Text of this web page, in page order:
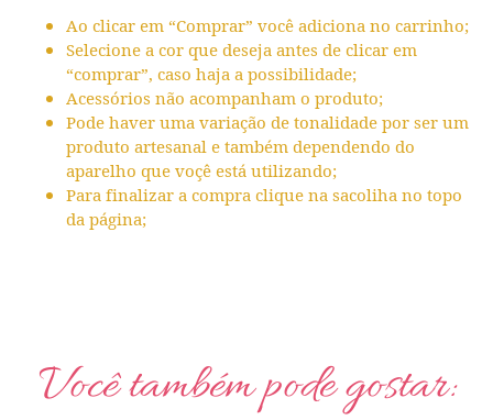
Ao clicar em “Comprar” você adiciona no carrinho;
Selecione a cor que deseja antes de clicar em
“comprar”, caso haja a possibilidade;
Acessórios não acompanham o produto;
Pode haver uma variação de tonalidade por ser um
produto artesanal e também dependendo do
aparelho que voçê está utilizando;
Para finalizar a compra clique na sacoliha no topo
da página;
Você também pode gostar: